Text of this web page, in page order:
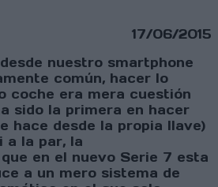
17/06/2015
nuestro smartphone
común, hacer lo
coche era mera cuestión
sido la primera en hacer
hace desde la propia llave)
a la par, la
en el nuevo Serie 7 esta
a un mero sistema de